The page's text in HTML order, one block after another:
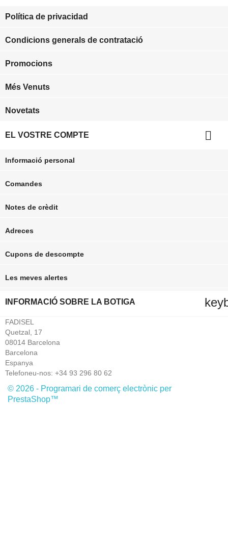
Política de privacidad
Condicions generals de contratació
Promocions
Més Venuts
Novetats
EL VOSTRE COMPTE 
Informació personal
Comandes
Notes de crèdit
Adreces
Cupons de descompte
Les meves alertes
INFORMACIÓ SOBRE LA BOTIGA
FADISEL
Quetzal, 17
08014 Barcelona
Barcelona
Espanya
Telefoneu-nos: +34 93 296 80 62
© 2026 - Programari de comerç electrònic per
PrestaShop™